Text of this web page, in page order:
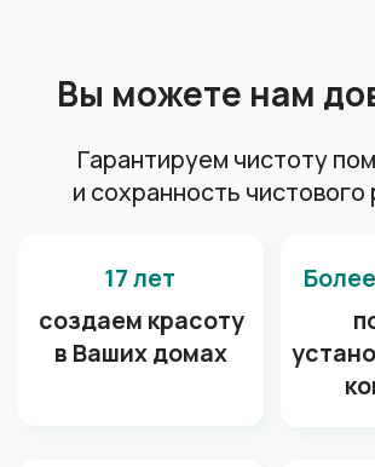
радуют глаз в: